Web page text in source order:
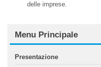
delle imprese.
Menu Principale
Presentazione